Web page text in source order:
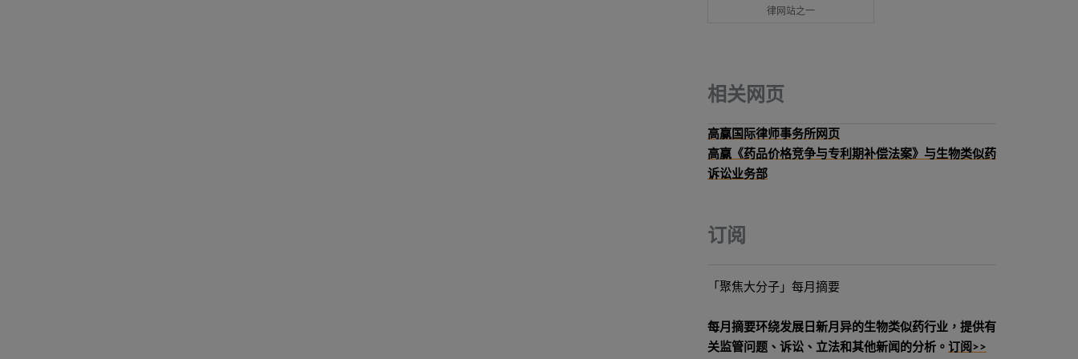
律网站之一
相关网页
高赢国际律师事务所网页
高赢《药品价格竞争与专利期补偿法案》与生物类似药
诉讼业务部
订阅
「聚焦大分子」每月摘要
每月摘要环绕发展日新月异的生物类似药行业，提供有
关监管问题、诉讼、立法和其他新闻的分析。 订阅>>